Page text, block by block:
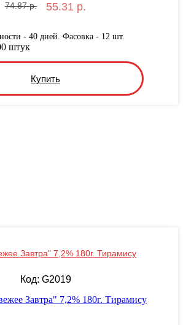
74.87 р. 55.31 р.
- 40 дней. Фасовка - 12 шт.
Купить
штук
Завтра" 7,2% 180г. Тирамису
Код: G2019